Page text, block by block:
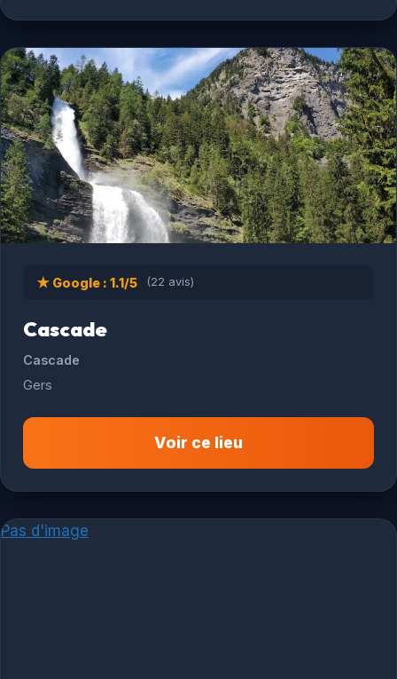
★ Google : 1.1/5 (22 avis)
Cascade
Cascade
Gers
Voir ce lieu
Pas d'image